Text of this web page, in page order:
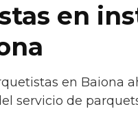
en
en Baiona
servicio de